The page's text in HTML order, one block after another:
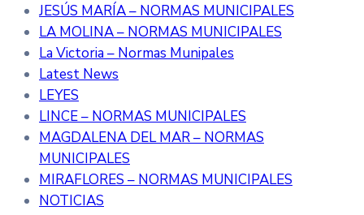
JESÚS MARÍA – NORMAS MUNICIPALES
LA MOLINA – NORMAS MUNICIPALES
La Victoria – Normas Munipales
Latest News
LEYES
LINCE – NORMAS MUNICIPALES
MAGDALENA DEL MAR – NORMAS
MUNICIPALES
MIRAFLORES – NORMAS MUNICIPALES
NOTICIAS